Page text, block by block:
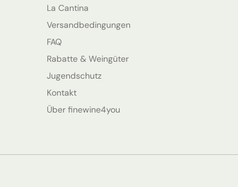
La Cantina
Versandbedingungen
FAQ
Rabatte & Weingüter
Jugendschutz
Kontakt
Über finewine4you